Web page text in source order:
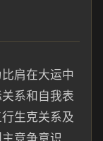
肩在大运中
系和自我表
生克关系及
竞争意识